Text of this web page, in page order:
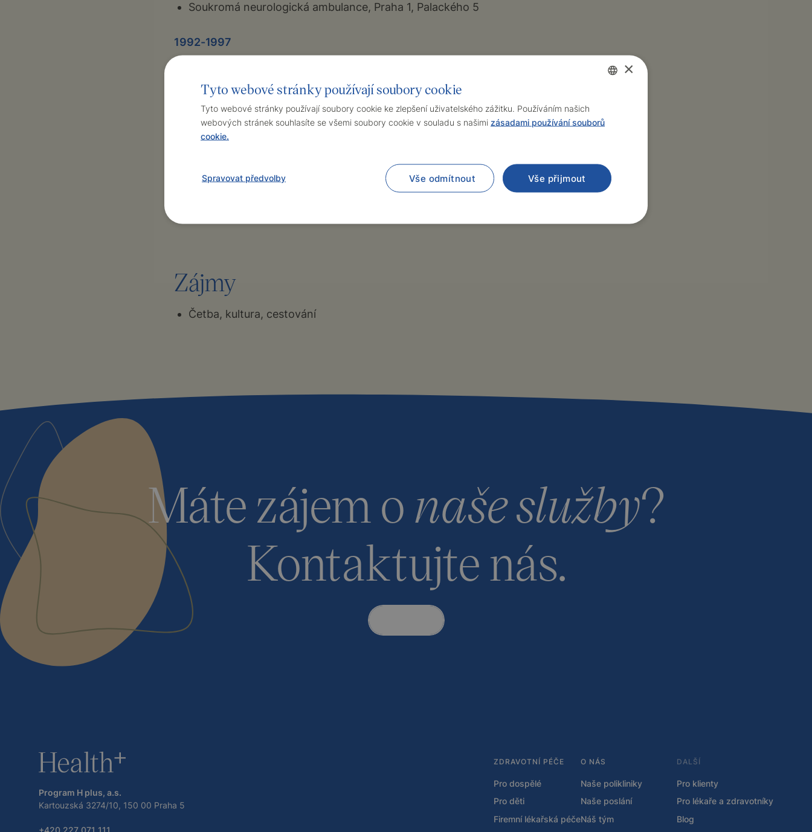
Soukromá neurologická ambulance, Praha 1, Palackého 5
1992-1997
1986-1992
Sekundární lékař na Neurologické klinice VFN
Jazykové znalosti
Zájmy
Četba, kultura, cestování
Máte zájem onaše služby?
Kontaktujte nás.
Program H plus, a.s.
Kartouzská 3274/10, 150 00 Praha 5
ZDRAVOTNÍ PÉČE
Pro dospělé
Pro děti
Firemní lékařská péče
O NÁS
Naše polikliniky
Naše poslání
Náš tým
DALŠÍ
Pro klienty
Pro lékaře a zdravotníky
Blog
English
×
Tyto webové stránky používají soubory cookie
Tyto webové stránky používají soubory cookie ke zlepšení uživatelského zážitku. Používáním našich
webových stránek souhlasíte se všemi soubory cookie v souladu s našimi zásadami používání souborů
cookie.
Vše přijmout
Vše odmítnout
Spravovat předvolby